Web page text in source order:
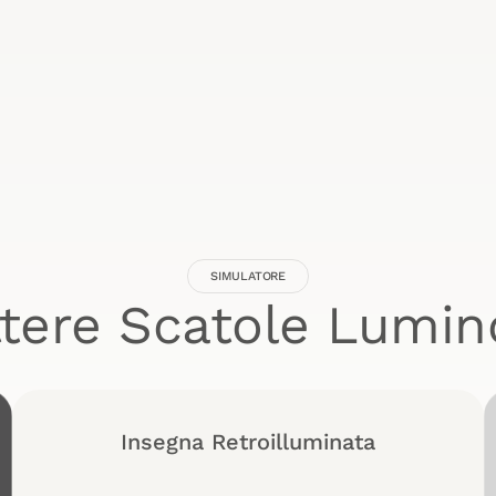
SIMULATORE
Scatole
Insegna Retroilluminata